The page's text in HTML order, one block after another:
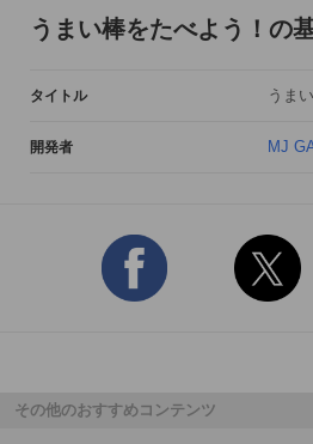
※たこ焼き味、黒糖味等の固いうま
※飲み物の出現回数や、種類、出現位
り、壁紙を獲得することができます。
※画面のいろんなところを押してみ
うまい棒をたべよう！の
タイトル うま
開発者 MJ
その他のおすすめコンテンツ